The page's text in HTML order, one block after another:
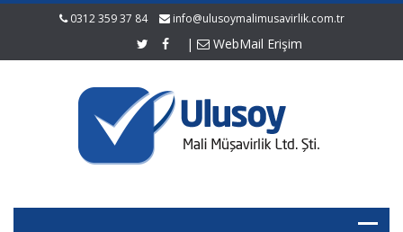
0312 359 37 84 info@ulusoymalimusavirlik.com.tr
| WebMail Erişim